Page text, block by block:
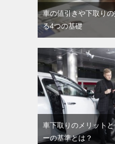
車の値引きや下取り
る4つの基礎
車下取りのメリット
ーの基準とは？